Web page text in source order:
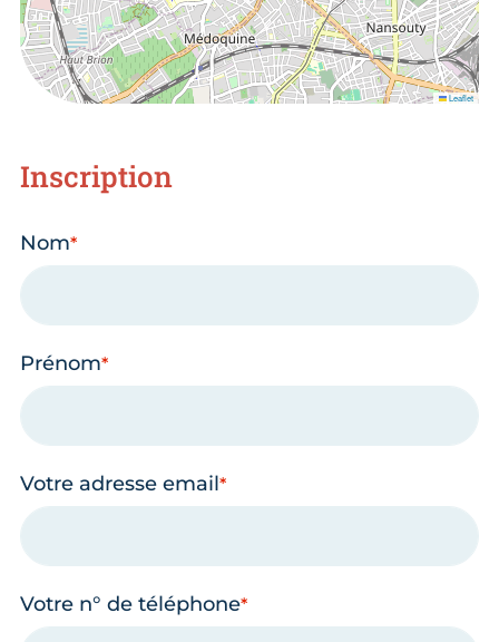
Leaflet
Inscription
Nom
Prénom
Votre adresse email
Votre n° de téléphone